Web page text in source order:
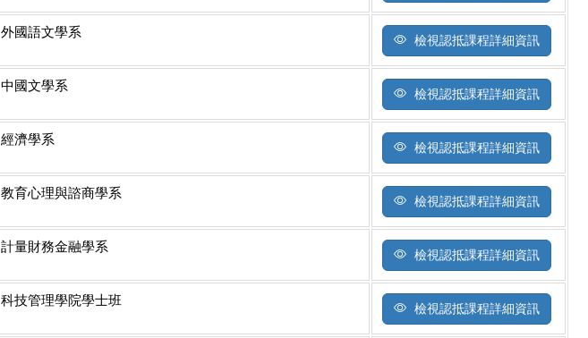
外國語文學系
檢視認抵課程詳細資訊
中國文學系
檢視認抵課程詳細資訊
經濟學系
檢視認抵課程詳細資訊
教育心理與諮商學系
檢視認抵課程詳細資訊
計量財務金融學系
檢視認抵課程詳細資訊
科技管理學院學士班
檢視認抵課程詳細資訊